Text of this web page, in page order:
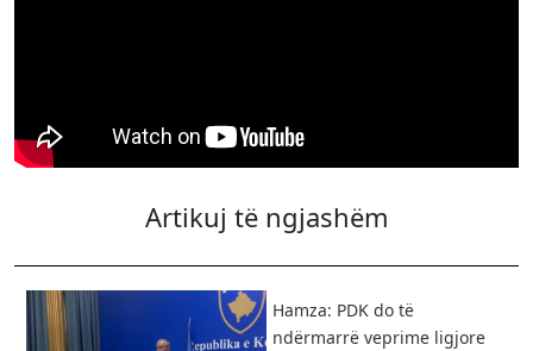
Artikuj të ngjashëm
Hamza: PDK do të
ndërmarrë veprime ligjore